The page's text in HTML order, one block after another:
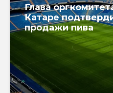
Глава
Катаре
продажи пива